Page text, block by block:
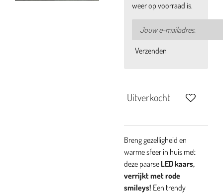
weer op voorraad is.
Verzenden
Uitverkocht
Breng gezelligheid en
warme sfeer in huis met
deze paarse LED kaars,
verrijkt met rode
smileys! Een trendy